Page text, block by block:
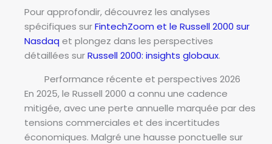
Pour approfondir, découvrez les analyses
spécifiques surFintechZoom et le Russell 2000 sur
Nasdaq et plongez dans les perspectives
détaillées surRussell 2000: insights globaux.
Performance récente et perspectives 2026
En 2025, le Russell 2000 a connu une cadence
mitigée, avec une perte annuelle marquée par des
tensions commerciales et des incertitudes
économiques. Malgré une hausse ponctuelle sur